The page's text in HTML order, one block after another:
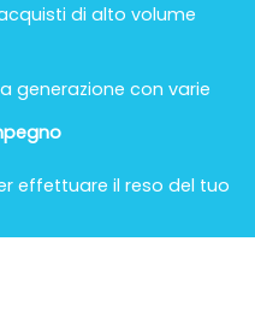
di alto volume
generazione con varie
effettuare il reso del tuo